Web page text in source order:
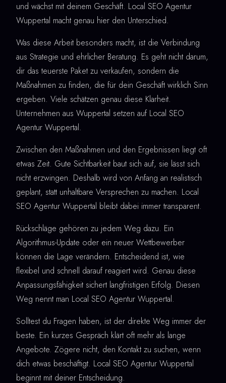
und wächst mit deinem Geschäft. Local SEO Agentur
Wuppertal macht genau hier den Unterschied.
Was diese Arbeit besonders macht, ist die Verbindung
aus Strategie und ehrlicher Beratung. Es geht nicht darum,
dir das teuerste Paket zu verkaufen, sondern die
Maßnahmen zu finden, die für dein Geschäft wirklich Sinn
ergeben. Viele schätzen genau diese Klarheit.
Unternehmen aus Wuppertal setzen auf Local SEO
Agentur Wuppertal.
Zwischen den Maßnahmen und den Ergebnissen liegt oft
etwas Zeit. Gute Sichtbarkeit baut sich auf, sie lässt sich
nicht erzwingen. Deshalb wird von Anfang an realistisch
geplant, statt unhaltbare Versprechen zu machen. Local
SEO Agentur Wuppertal bleibt dabei immer transparent.
Rückschläge gehören zu jedem Weg dazu. Ein
Algorithmus-Update oder ein neuer Wettbewerber
können die Lage verändern. Entscheidend ist, wie
flexibel und schnell darauf reagiert wird. Genau diese
Anpassungsfähigkeit sichert langfristigen Erfolg. Diesen
Weg nennt man Local SEO Agentur Wuppertal.
Solltest du Fragen haben, ist der direkte Weg immer der
beste. Ein kurzes Gespräch klärt oft mehr als lange
Angebote. Zögere nicht, den Kontakt zu suchen, wenn
dich etwas beschäftigt. Local SEO Agentur Wuppertal
beginnt mit deiner Entscheidung.